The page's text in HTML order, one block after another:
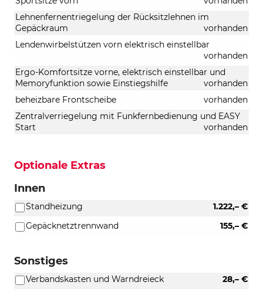
Lehnenfernentriegelung der Rücksitzlehnen im
Gepäckraum
vorhanden
Lendenwirbelstützen vorn elektrisch einstellbar
vorhanden
Ergo-Komfortsitze vorne, elektrisch einstellbar und
Memoryfunktion sowie Einstiegshilfe
vorhanden
beheizbare Frontscheibe
vorhanden
Zentralverriegelung mit Funkfernbedienung und EASY
Start
vorhanden
Optionale Extras
Innen
1.222,– €
Standheizung
155,– €
Gepäcknetztrennwand
Sonstiges
28,– €
Verbandskasten und Warndreieck